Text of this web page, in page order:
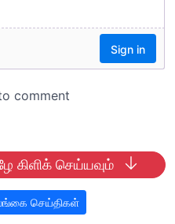
கிளிக் செய்யவும்
செய்திகள்